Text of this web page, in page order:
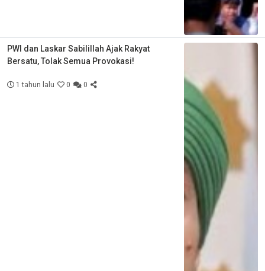
PWI dan Laskar Sabilillah Ajak Rakyat
Bersatu, Tolak Semua Provokasi!
1 tahun lalu 0 0